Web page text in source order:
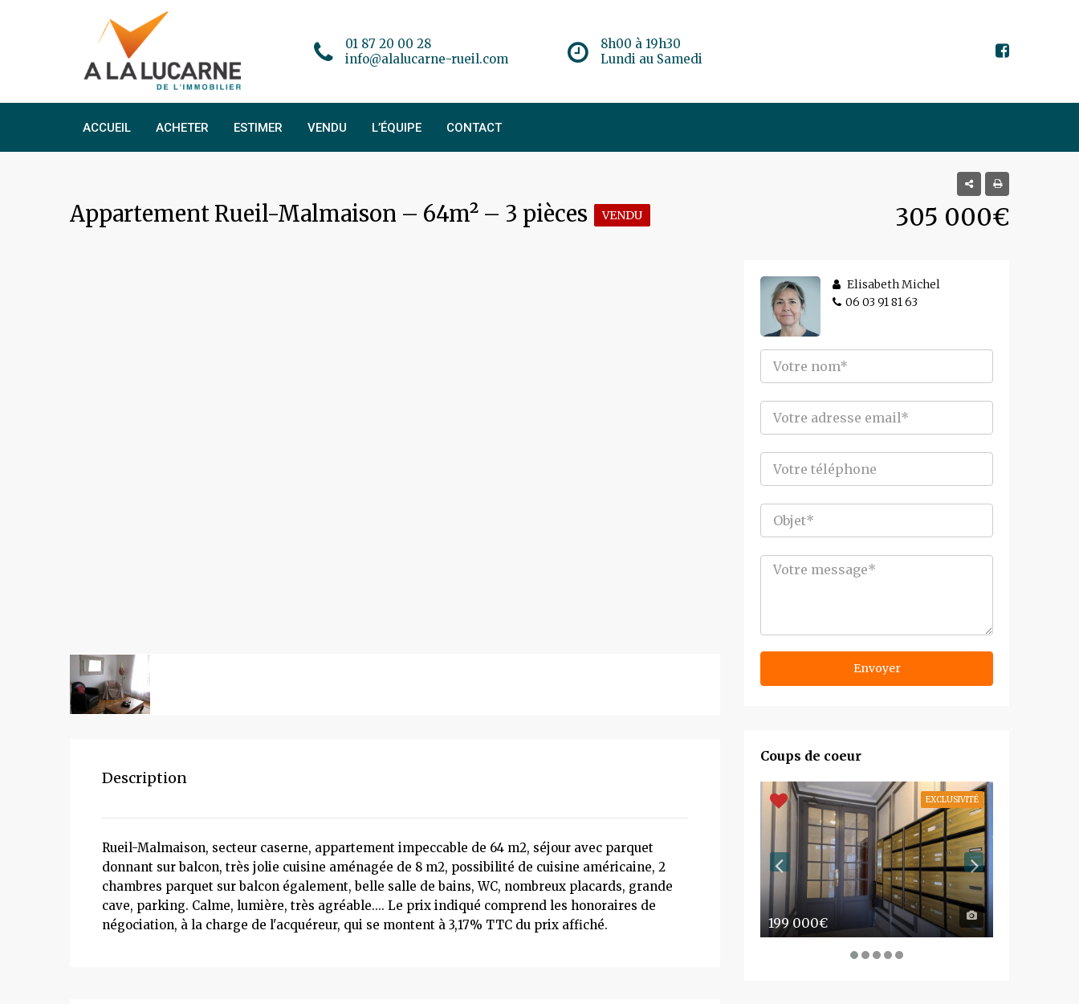
8h00 à 19h30
Lundi au Samedi
01 87 20 00 28
info@alalucarne-rueil.com
ACCUEIL ACHETER ESTIMER VENDU L’ÉQUIPE CONTACT
Appartement Rueil-Malmaison – 64m² – 3 pièces VENDU 305 000€
Description
Rueil-Malmaison, secteur caserne, appartement impeccable de 64 m2, séjour avec parquet
donnant sur balcon, très jolie cuisine aménagée de 8 m2, possibilité de cuisine américaine, 2
chambres parquet sur balcon également, belle salle de bains, WC, nombreux placards, grande
cave, parking. Calme, lumière, très agréable.... Le prix indiqué comprend les honoraires de
négociation, à la charge de l'acquéreur, qui se montent à 3,17% TTC du prix affiché.
Elisabeth Michel
06 03 91 81 63
Coups de coeur
EXCLUSIVITÉ
199 000€